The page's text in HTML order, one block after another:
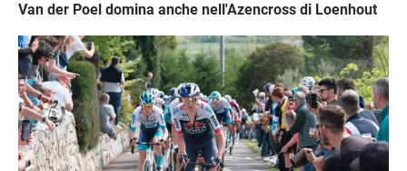
Van der Poel domina anche nell'Azencross di Loenhout
Immagine